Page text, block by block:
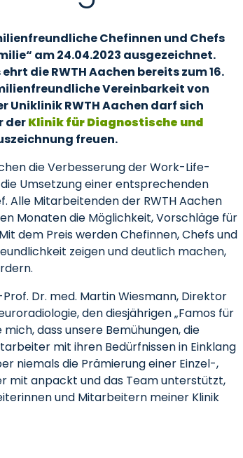
Chefinnen und Chefs
am 24.04.2023 ausgezeichnet.
die RWTH Aachen bereits zum 16.
Vereinbarkeit von
Uniklinik RWTH Aachen darf sich
derKlinik für Diagnostische und
freuen.
die Verbesserung der Work-Life-
Umsetzung einer entsprechenden
Alle Mitarbeitenden der RWTH Aachen
Monaten die Möglichkeit, Vorschläge für
dem Preis werden Chefinnen, Chefs und
zeigen und deutlich machen,
Dr. med. Martin Wiesmann, Direktor
den diesjährigen „Famos für
dass unsere Bemühungen, die
mit ihren Bedürfnissen in Einklang
niemals die Prämierung einer Einzel-,
mit anpackt und das Team unterstützt,
und Mitarbeitern meiner Klinik